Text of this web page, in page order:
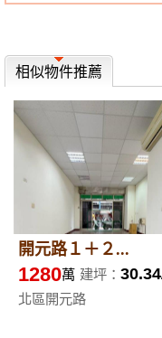
相似物件推薦
開元路１＋２...
1280萬 建坪： 30.34
北區開元路